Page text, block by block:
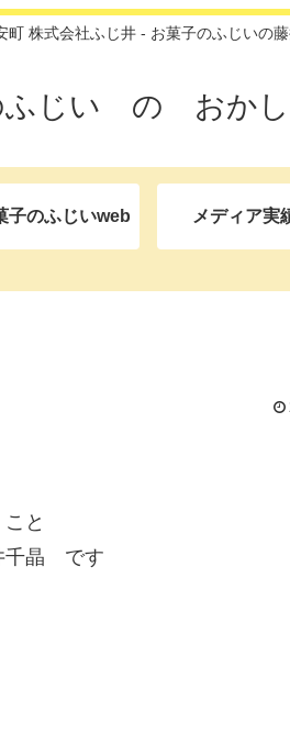
町 株式会社ふじ井 - お菓子のふじいの藤
ふじい の おかし
子のふじいweb メディア実
と
千晶 です